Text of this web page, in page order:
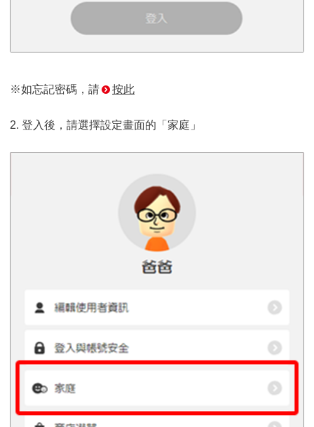
※如忘記密碼，請 按此
2. 登入後，請選擇設定畫面的「家庭」